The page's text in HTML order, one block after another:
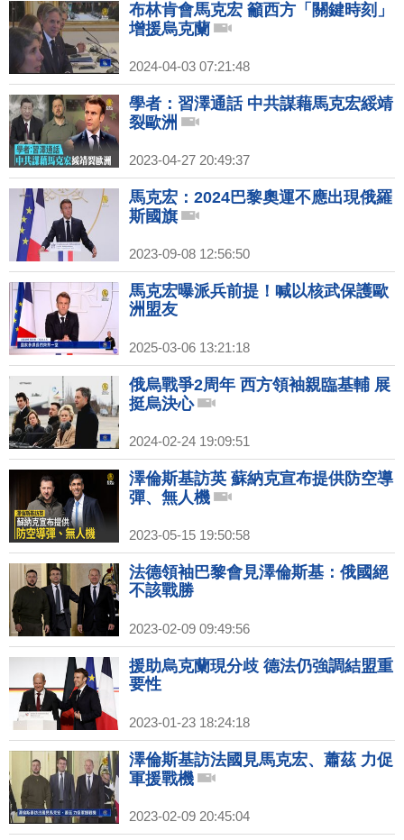
布林肯會馬克宏 籲西方「關鍵時刻」
增援烏克蘭
2024-04-03 07:21:48
學者：習澤通話 中共謀藉馬克宏綏靖
裂歐洲
2023-04-27 20:49:37
馬克宏：2024巴黎奧運不應出現俄羅
斯國旗
2023-09-08 12:56:50
馬克宏曝派兵前提！喊以核武保護歐
洲盟友
2025-03-06 13:21:18
俄烏戰爭2周年 西方領袖親臨基輔 展
挺烏決心
2024-02-24 19:09:51
澤倫斯基訪英 蘇納克宣布提供防空導
彈、無人機
2023-05-15 19:50:58
法德領袖巴黎會見澤倫斯基：俄國絕
不該戰勝
2023-02-09 09:49:56
援助烏克蘭現分歧 德法仍強調結盟重
要性
2023-01-23 18:24:18
澤倫斯基訪法國見馬克宏、蕭茲 力促
軍援戰機
2023-02-09 20:45:04